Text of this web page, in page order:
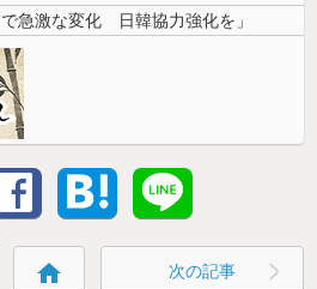
急激な変化 日韓協力強化を」
home 次の記事